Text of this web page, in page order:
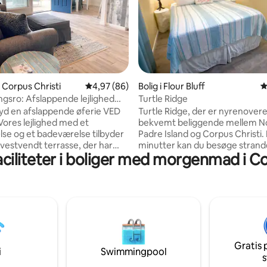
bedømmelse, 15 omtaler
Corpus Christi 4,97 ud af 5 i gennemsnitlig bedømmelse,
4,97 (86)
Afslappende lejlighed
en afslappende øferie VED
lejlighed med et
og et badeværelse tilbyder
terrasse, der har
Lake Padre sammen med en
og fiske
sovesofa, Roku, wi-fi og
kan du
til stranden, en dukkert i
fra dækket eller middag på
Bolig i Flour Bluff
Turtle Ridge
Turtle Ridge, der er
bekvemt beliggende mellem
Padre Island og Corpus Christi. På 10
minutter kan du besøge
sjov under solen eller besøge
Mall for at få en unik
collegestuderende. I nærheden:
Funtrackers, Jumping World,
(HEB), Wal-Mart, lokale
unikke parker, strande,
i boliger med morgenmad i
Swimmingpool
Gratis